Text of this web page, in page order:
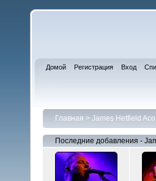
Домой Регистрация Вход
Главная > James Hetfield
Последние добавления -